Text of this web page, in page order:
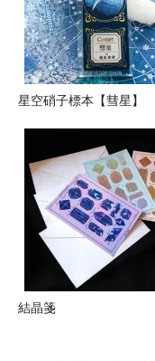
星空硝子標本【彗星】
結晶箋